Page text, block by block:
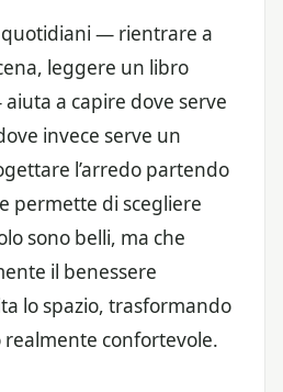
— rientrare a
leggere un libro
a capire dove serve
invece serve un
l’arredo partendo
permette di scegliere
sono belli, ma che
il benessere
lo spazio, trasformando
realmente confortevole.